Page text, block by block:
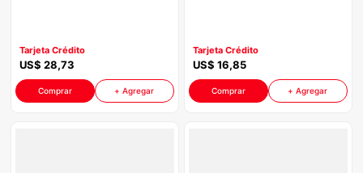
Tarjeta Crédito
US$ 28,73
Comprar + Agregar
Tarjeta Crédito
US$ 16,85
Comprar + Agregar